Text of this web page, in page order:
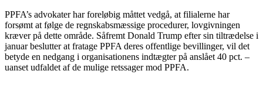
PPFA’s advokater har foreløbig måttet vedgå, at filialerne har
forsømt at følge de regnskabsmæssige procedurer, lovgivningen
kræver på dette område. Såfremt Donald Trump efter sin tiltrædelse i
januar beslutter at fratage PPFA deres offentlige bevillinger, vil det
betyde en nedgang i organisationens indtægter på anslået 40 pct. –
uanset udfaldet af de mulige retssager mod PPFA.